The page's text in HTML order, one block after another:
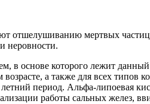
отшелушиванию мертвых
неровности.
в основе которого лежит
а также для всех типов
период. Альфа-липоевая
работы сальных желез,